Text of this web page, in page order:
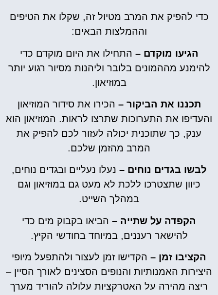
כדי להפיק את המרב מטיול זה, שקלו את הטיפים
וההמלצות הבאים:
הגיעו מוקדם – התחילו את היום מוקדם כדי
להימנע מההמונים בלובר וליהנות מסיור רגוע יותר
במוזיאון.
תכננו את הביקור – הכירו את סידור המוזיאון
והעדיפו את התערוכות שתרצו לראות. המוזיאון הוא
ענק, כך שתוכנית יכולה לעזור לכם להפיק את
המרב מהזמן שלכם.
לבשו בגדים נוחים – נעלו נעליים ובגדים נוחים,
כיוון שתצטרכו ללכת לא מעט גם במוזיאון וגם
במהלך השייט.
הקפדה על שתייה – הביאו בקבוק מים כדי
להישאר רעננים, במיוחד בחודשי הקיץ.
הקציבו זמן – הקדישו זמן לעצור ולהתפעל מיופי
היצירות האמנותיות והנופים הסצינים לאורך הסיין –
ריצה מהירה על האטרקציות עלולה להוריד מערך